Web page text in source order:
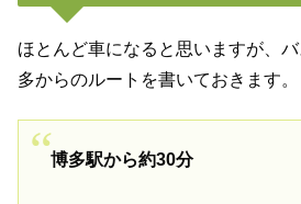
ほとんど車になると思いますが、
多からのルートを書いておきます。
博多駅から約30分